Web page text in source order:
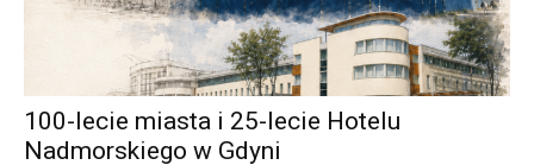
100-lecie miasta i 25-lecie Hotelu
Nadmorskiego w Gdyni